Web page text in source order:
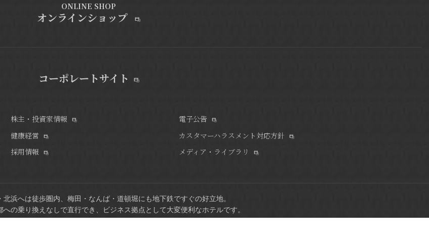
ONLINE SHOP
オンラインショップ
コーポレートサイト
株主・投資家情報
健康経営
採用情報
電子公告
カスタマーハラスメント対応方針
メディア・ライブラリ
浜へは徒歩圏内、梅田・なんば・道頓堀にも地下鉄ですぐの好立地。
の乗り換えなしで直行でき、ビジネス拠点として大変便利なホテルです。